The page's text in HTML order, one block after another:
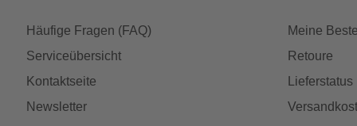
Häufige Fragen (FAQ)
Serviceübersicht
Kontaktseite
Newsletter
Meine
Retoure
Lieferstatus